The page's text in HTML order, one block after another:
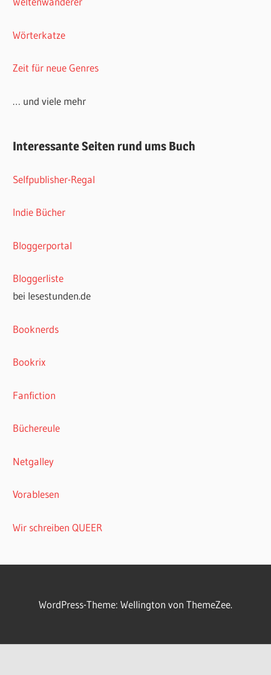
Wörterkatze
Zeit für neue Genres
… und viele mehr
Interessante Seiten rund ums Buch
Selfpublisher-Regal
Indie Bücher
Bloggerportal
Bloggerliste
bei lesestunden.de
Booknerds
Bookrix
Fanfiction
Büchereule
Netgalley
Vorablesen
Wir schreiben QUEER
WordPress-Theme: Wellington von ThemeZee.